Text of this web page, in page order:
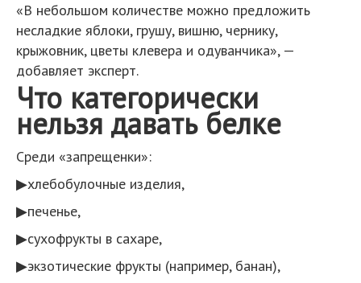
«В небольшом количестве можно предложить
несладкие яблоки, грушу, вишню, чернику,
крыжовник, цветы клевера и одуванчика», —
добавляет эксперт.
Что категорически
нельзя давать белке
Среди «запрещенки»:
▶хлебобулочные изделия,
▶печенье,
▶сухофрукты в сахаре,
▶экзотические фрукты (например, банан),